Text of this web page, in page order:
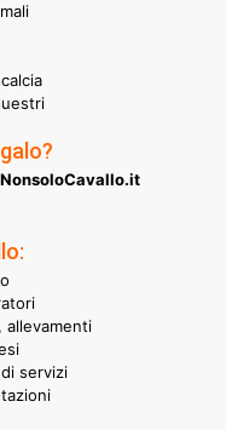
allevamenti
servizi